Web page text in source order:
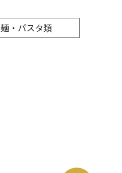
麺・パスタ類